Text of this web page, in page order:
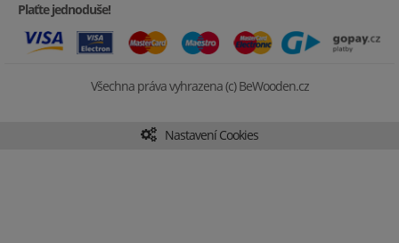
Plaťte jednoduše!
Všechna práva vyhrazena (c) BeWooden.cz
Nastavení Cookies